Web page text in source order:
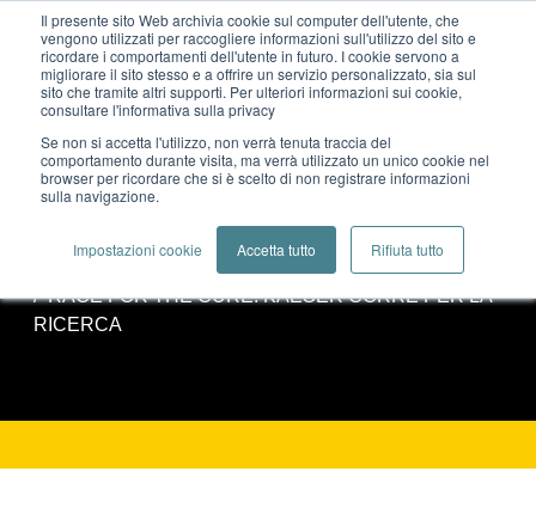
Il presente sito Web archivia cookie sul computer dell'utente, che
vengono utilizzati per raccogliere informazioni sull'utilizzo del sito e
ricordare i comportamenti dell'utente in futuro. I cookie servono a
migliorare il sito stesso e a offrire un servizio personalizzato, sia sul
sito che tramite altri supporti. Per ulteriori informazioni sui cookie,
consultare l'informativa sulla privacy
Se non si accetta l'utilizzo, non verrà tenuta traccia del
comportamento durante visita, ma verrà utilizzato un unico cookie nel
browser per ricordare che si è scelto di non registrare informazioni
sulla navigazione.
Impostazioni cookie Accetta tutto Rifiuta tutto
RACE FOR THE CURE: KAESER
CORRE PER LA RICERCA
RACE FOR THE CURE: KAESER CORRE PER LA
RICERCA